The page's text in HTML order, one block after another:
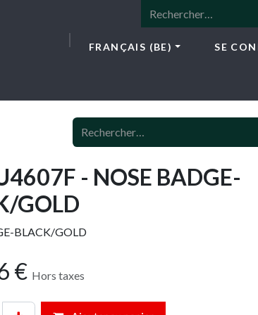
FRANÇAIS (BE) SE
- NOSE BADGE-
GOLD
BLACK/GOLD
€ Hors taxes